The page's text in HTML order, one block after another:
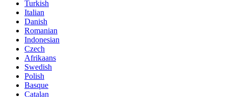
Turkish
Italian
Danish
Romanian
Indonesian
Czech
Afrikaans
Swedish
Polish
Basque
Catalan